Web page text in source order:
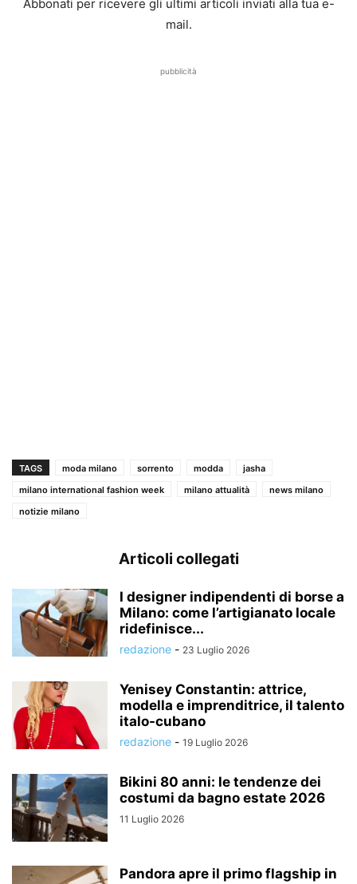
Abbonati per ricevere gli ultimi articoli inviati alla tua e-
mail.
pubblicità
TAGS moda milano sorrento modda
jasha
milano international fashion week
milano attualità
news milano
notizie milano
Articoli collegati
I designer indipendenti di borse a
Milano: come l’artigianato locale
ridefinisce...
redazione - 23 Luglio 2026
Yenisey Constantin: attrice,
modella e imprenditrice, il talento
italo-cubano
redazione - 19 Luglio 2026
Bikini 80 anni: le tendenze dei
costumi da bagno estate 2026
11 Luglio 2026
Pandora apre il primo flagship in